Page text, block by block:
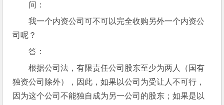
问：
我一个内资公司可不可以完全收购另外一个内资公
司呢？
答：
根据公司法，有限责任公司股东至少为两人（国有
独资公司除外），因此，如果以公司为受让人不可行，
因为这个公司不能独自成为另一公司的股东；如果是以